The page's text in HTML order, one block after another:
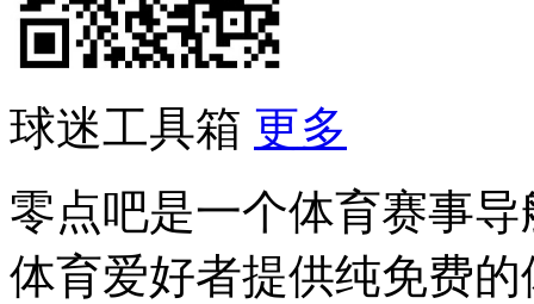
球迷工具箱 更多
零点吧是一个体育赛事
体育爱好者提供纯免费